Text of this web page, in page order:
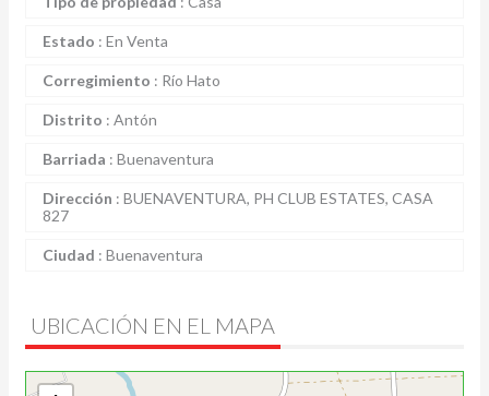
Estado : En Venta
Corregimiento : Río Hato
Distrito : Antón
Barriada : Buenaventura
Dirección : BUENAVENTURA, PH CLUB ESTATES, CASA
827
Ciudad : Buenaventura
UBICACIÓN EN EL MAPA